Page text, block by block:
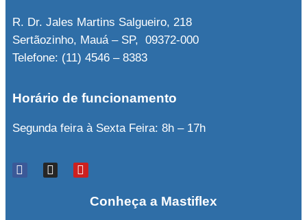
R. Dr. Jales Martins Salgueiro, 218
Sertãozinho, Mauá – SP, 09372-000
Telefone: (11) 4546 – 8383
Horário de funcionamento
Segunda feira à Sexta Feira: 8h – 17h
Conheça a Mastiflex